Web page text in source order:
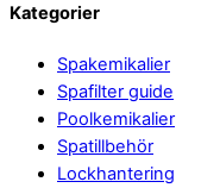
Back
Top
Kategorier
Spakemikalier
Spafilter guide
Poolkemikalier
Spatillbehör
Lockhantering